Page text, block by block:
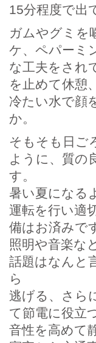
15分程度で出
ガムやグミを
ケ、ペパーミ
な工夫をされ
を止めて休憩
冷たい水で顔
か。
そもそも日ご
ように、質の
す。
暑い夏になる
運転を行い適
備はお済みで
照明や音楽な
話題はなんと
ら
逃げる、さら
て節電に役立
音性を高めて